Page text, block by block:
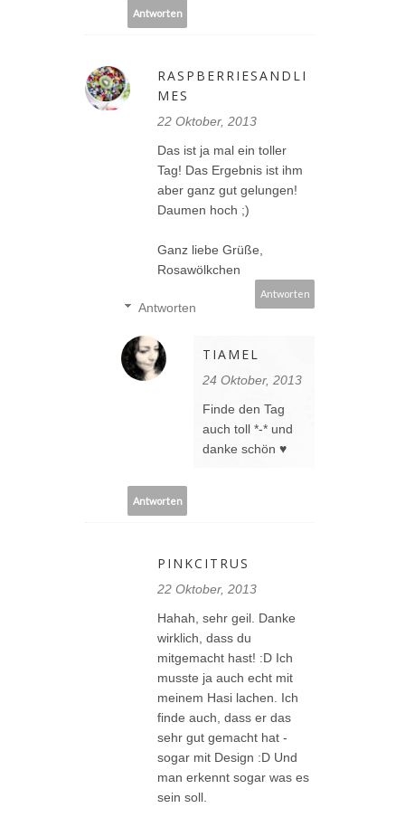
Antworten
RASPBERRIESANDLI
MES
22 Oktober, 2013
Das ist ja mal ein toller
Tag! Das Ergebnis ist ihm
aber ganz gut gelungen!
Daumen hoch ;)
Ganz liebe Grüße,
Rosawölkchen
Antworten
Antworten
TIAMEL
24 Oktober, 2013
Finde den Tag
auch toll *-* und
danke schön ♥
Antworten
PINKCITRUS
22 Oktober, 2013
Hahah, sehr geil. Danke
wirklich, dass du
mitgemacht hast! :D Ich
musste ja auch echt mit
meinem Hasi lachen. Ich
finde auch, dass er das
sehr gut gemacht hat -
sogar mit Design :D Und
man erkennt sogar was es
sein soll.